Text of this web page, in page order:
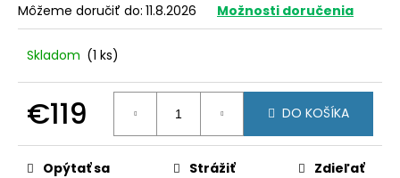
Môžeme doručiť do: 11.8.2026 Možnosti doručenia
Skladom (1 ks)
€119
cena:
DO KOŠÍKA
Opýtať sa Strážiť Zdieľať
O
d
p
o